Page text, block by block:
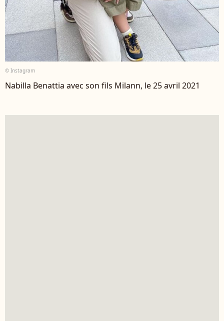
© Instagram
Nabilla Benattia avec son fils Milann, le 25 avril 2021